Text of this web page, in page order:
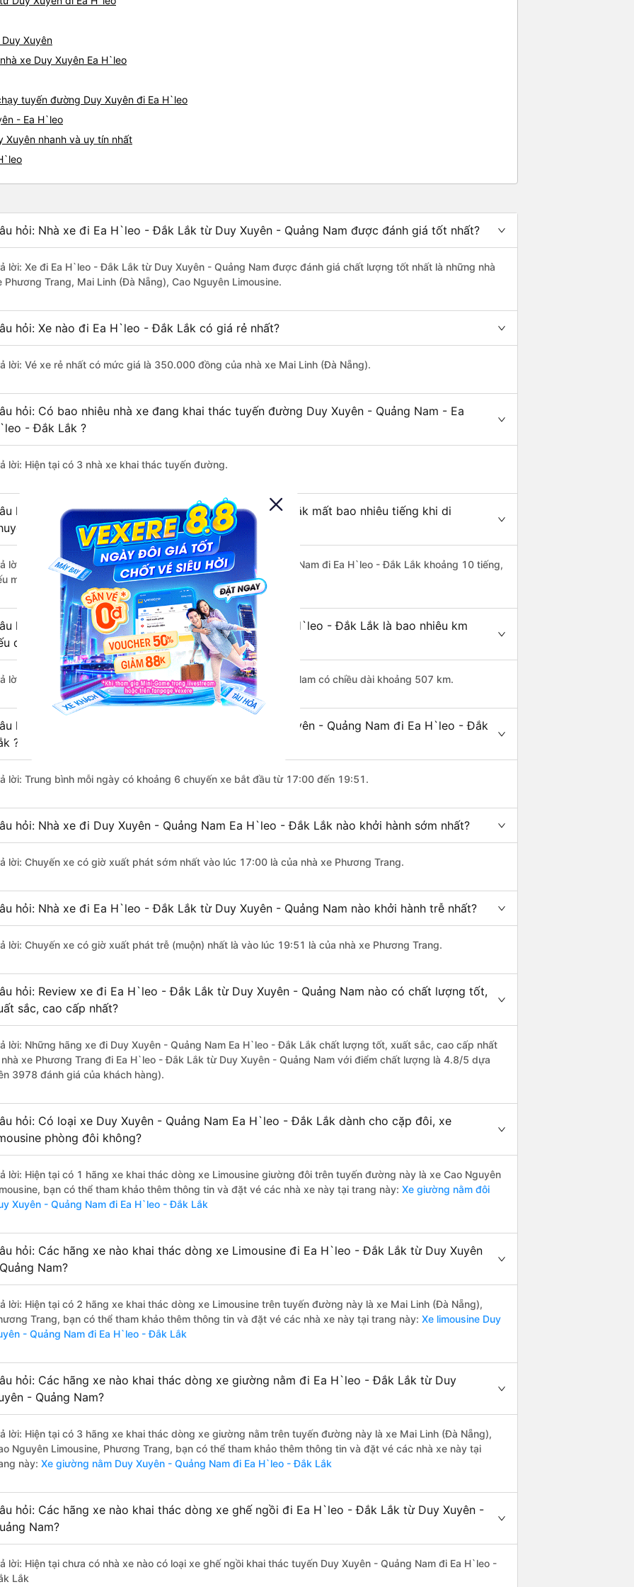
Xuyên
xe Duy Xuyên Ea H`leo
tuyến đường Duy Xuyên đi Ea H`leo
- Ea H`leo
Xuyên nhanh và uy tín nhất
hỏi: Nhà xe đi Ea H`leo - Đắk Lắk từ Duy Xuyên - Quảng Nam được đánh giá tốt nhất?
lời: Xe đi Ea H`leo - Đắk Lắk từ Duy Xuyên - Quảng Nam được đánh giá chất lượng tốt nhất là những nhà
Phương Trang, Mai Linh (Đà Nẵng), Cao Nguyên Limousine.
hỏi: Xe nào đi Ea H`leo - Đắk Lắk có giá rẻ nhất?
lời: Vé xe rẻ nhất có mức giá là 350.000 đồng của nhà xe Mai Linh (Đà Nẵng).
hỏi: Có bao nhiêu nhà xe đang khai thác tuyến đường Duy Xuyên - Quảng Nam - Ea
- Đắk Lắk ?
lời: Hiện tại có 3 nhà xe khai thác tuyến đường.
hỏi: Từ Duy Xuyên - Quảng Nam đi Ea H`leo - Đắk Lắk mất bao nhiêu tiếng khi di
bằng xe khách?
lời: Thời gian di chuyển bằng xe khách từ Duy Xuyên - Quảng Nam đi Ea H`leo - Đắk Lắk khoảng 10 tiếng,
mật độ giao thông thuận lợi.
hỏi: Khoảng cách từ Duy Xuyên - Quảng Nam đi Ea H`leo - Đắk Lắk là bao nhiêu km
di chuyển bằng xe khách?
lời: Đoạn đường đi Ea H`leo - Đắk Lắk từ Duy Xuyên - Quảng Nam có chiều dài khoảng 507 km.
hỏi: Mỗi ngày có bao nhiêu chuyến xe khách Duy Xuyên - Quảng Nam đi Ea H`leo - Đắk
?
lời: Trung bình mỗi ngày có khoảng 6 chuyến xe bắt đầu từ 17:00 đến 19:51.
hỏi: Nhà xe đi Duy Xuyên - Quảng Nam Ea H`leo - Đắk Lắk nào khởi hành sớm nhất?
lời: Chuyến xe có giờ xuất phát sớm nhất vào lúc 17:00 là của nhà xe Phương Trang.
hỏi: Nhà xe đi Ea H`leo - Đắk Lắk từ Duy Xuyên - Quảng Nam nào khởi hành trễ nhất?
lời: Chuyến xe có giờ xuất phát trễ (muộn) nhất là vào lúc 19:51 là của nhà xe Phương Trang.
hỏi: Review xe đi Ea H`leo - Đắk Lắk từ Duy Xuyên - Quảng Nam nào có chất lượng tốt,
sắc, cao cấp nhất?
lời: Những hãng xe đi Duy Xuyên - Quảng Nam Ea H`leo - Đắk Lắk chất lượng tốt, xuất sắc, cao cấp nhất
nhà xe Phương Trang đi Ea H`leo - Đắk Lắk từ Duy Xuyên - Quảng Nam với điểm chất lượng là 4.8/5 dựa
3978 đánh giá của khách hàng).
hỏi: Có loại xe Duy Xuyên - Quảng Nam Ea H`leo - Đắk Lắk dành cho cặp đôi, xe
phòng đôi không?
lời: Hiện tại có 1 hãng xe khai thác dòng xe Limousine giường đôi trên tuyến đường này là xe Cao Nguyên
bạn có thể tham khảo thêm thông tin và đặt vé các nhà xe này tại trang này: Xe giường nằm đôi
Xuyên - Quảng Nam đi Ea H`leo - Đắk Lắk
hỏi: Các hãng xe nào khai thác dòng xe Limousine đi Ea H`leo - Đắk Lắk từ Duy Xuyên
Nam?
lời: Hiện tại có 2 hãng xe khai thác dòng xe Limousine trên tuyến đường này là xe Mai Linh (Đà Nẵng),
Trang, bạn có thể tham khảo thêm thông tin và đặt vé các nhà xe này tại trang này: Xe limousine Duy
- Quảng Nam đi Ea H`leo - Đắk Lắk
hỏi: Các hãng xe nào khai thác dòng xe giường nằm đi Ea H`leo - Đắk Lắk từ Duy
- Quảng Nam?
lời: Hiện tại có 3 hãng xe khai thác dòng xe giường nằm trên tuyến đường này là xe Mai Linh (Đà Nẵng),
Nguyên Limousine, Phương Trang, bạn có thể tham khảo thêm thông tin và đặt vé các nhà xe này tại
này: Xe giường nằm Duy Xuyên - Quảng Nam đi Ea H`leo - Đắk Lắk
hỏi: Các hãng xe nào khai thác dòng xe ghế ngồi đi Ea H`leo - Đắk Lắk từ Duy Xuyên -
Nam?
lời: Hiện tại chưa có nhà xe nào có loại xe ghế ngồi khai thác tuyến Duy Xuyên - Quảng Nam đi Ea H`leo -
Lắk